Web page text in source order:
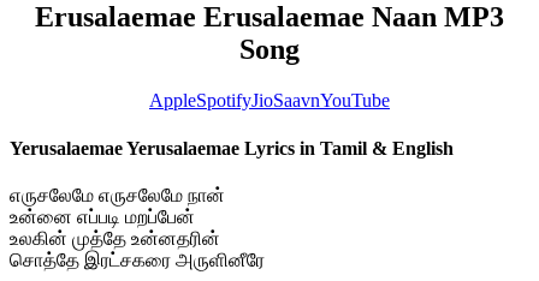
Erusalaemae Erusalaemae Naan MP3
Song
AppleSpotifyJioSaavnYouTube
Yerusalaemae Yerusalaemae Lyrics in Tamil & English
எருசலேமே எருசலேமே நான்
உன்னை எப்படி மறப்பேன்
உலகின் முத்தே உன்னதரின்
சொத்தே இரட்சகரை அருளினீரே